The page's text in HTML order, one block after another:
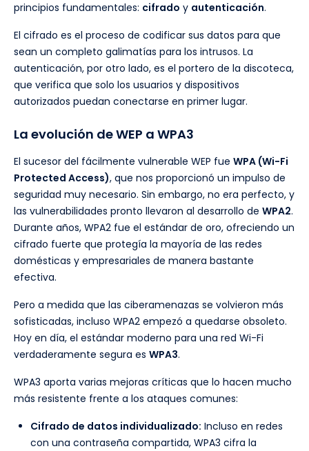
principios fundamentales: cifrado y autenticación.
El cifrado es el proceso de codificar sus datos para que
sean un completo galimatías para los intrusos. La
autenticación, por otro lado, es el portero de la discoteca,
que verifica que solo los usuarios y dispositivos
autorizados puedan conectarse en primer lugar.
La evolución de WEP a WPA3
El sucesor del fácilmente vulnerable WEP fue WPA (Wi-Fi
Protected Access), que nos proporcionó un impulso de
seguridad muy necesario. Sin embargo, no era perfecto, y
las vulnerabilidades pronto llevaron al desarrollo de WPA2.
Durante años, WPA2 fue el estándar de oro, ofreciendo un
cifrado fuerte que protegía la mayoría de las redes
domésticas y empresariales de manera bastante
efectiva.
Pero a medida que las ciberamenazas se volvieron más
sofisticadas, incluso WPA2 empezó a quedarse obsoleto.
Hoy en día, el estándar moderno para una red Wi-Fi
verdaderamente segura es WPA3.
WPA3 aporta varias mejoras críticas que lo hacen mucho
más resistente frente a los ataques comunes:
Cifrado de datos individualizado: Incluso en redes
con una contraseña compartida, WPA3 cifra la